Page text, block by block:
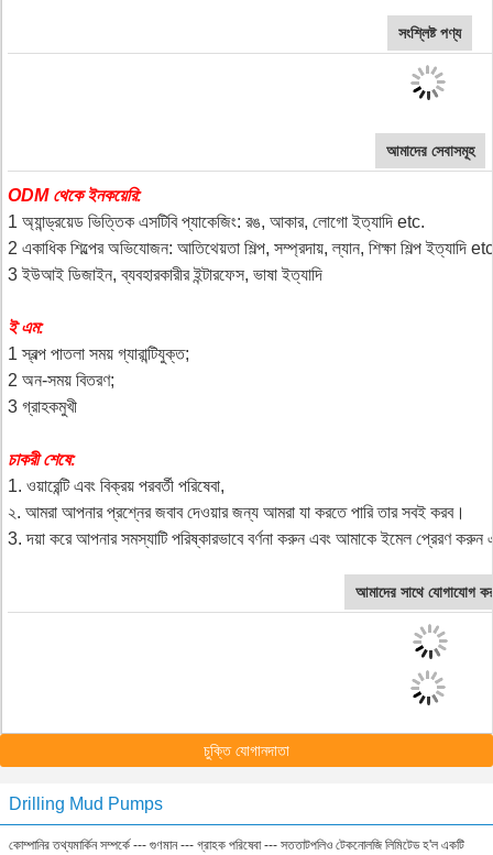
সংশ্লিষ্ট পণ্য
আমাদের সেবাসমূহ
ODM থেকে ইনকয়েরি:
1 অ্যান্ড্রয়েড ভিত্তিক এসটিবি প্যাকেজিং: রঙ, আকার, লোগো ইত্যাদি etc.
2 একাধিক শিল্পের অভিযোজন: আতিথেয়তা শিল্প, সম্প্রদায়, ল্যান, শিক্ষা শিল্প ইত্যাদি
3 ইউআই ডিজাইন, ব্যবহারকারীর ইন্টারফেস, ভাষা ইত্যাদি
ই এম:
1 স্বল্প পাতলা সময় গ্যারান্টিযুক্ত;
2 অন-সময় বিতরণ;
3 গ্রাহকমুখী
চাকরী শেষে:
1. ওয়ারেন্টি এবং বিক্রয় পরবর্তী পরিষেবা,
২. আমরা আপনার প্রশ্নের জবাব দেওয়ার জন্য আমরা যা করতে পারি তার সবই করব।
3. দয়া করে আপনার সমস্যাটি পরিষ্কারভাবে বর্ণনা করুন এবং আমাকে ইমেল প্রেরণ
আমাদের সাথে যোগাযোগ
চুক্তি যোগানদাতা
Drilling Mud Pumps
কোম্পানির তথ্যমার্কিন সম্পর্কে --- গুণমান --- গ্রাহক পরিষেবা --- সততাটপলিও টেকনোলজি লিমিটেড হ'ল একটি